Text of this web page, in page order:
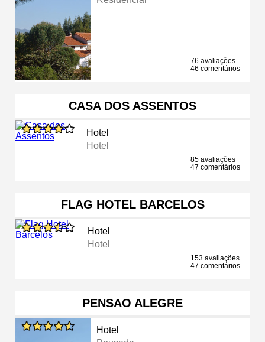
76 avaliações
46 comentários
CASA DOS ASSENTOS
Hotel
Hotel
85 avaliações
47 comentários
FLAG HOTEL BARCELOS
Hotel
Hotel
153 avaliações
47 comentários
PENSAO ALEGRE
Hotel